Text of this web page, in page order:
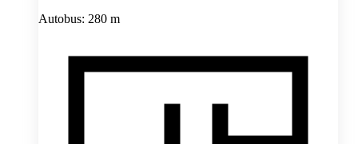
Autobus: 280 m